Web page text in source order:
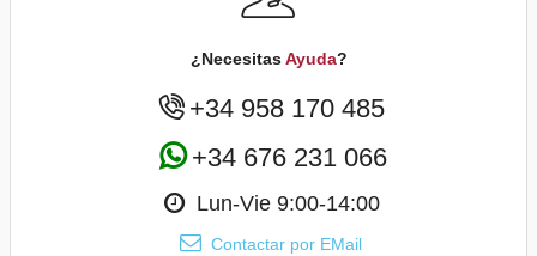
¿NecesitasAyuda?
+34 958 170 485
+34 676 231 066
Lun-Vie 9:00-14:00
Contactar por EMail